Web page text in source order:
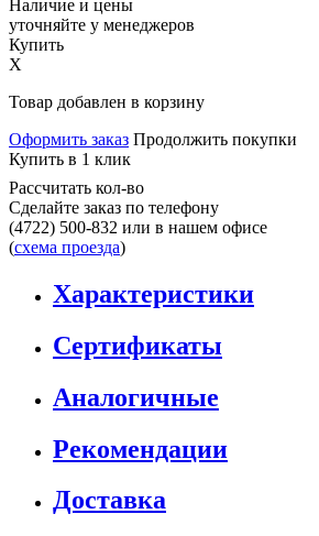
Наличие и цены
уточняйте у менеджеров
Купить
X
Товар добавлен в корзину
Оформить заказ Продолжить покупки
Купить в 1 клик
Рассчитать кол-во
Сделайте заказ по телефону
(4722) 500-832 или в нашем офисе
(схема проезда)
Характеристики
Сертификаты
Аналогичные
Рекомендации
Доставка